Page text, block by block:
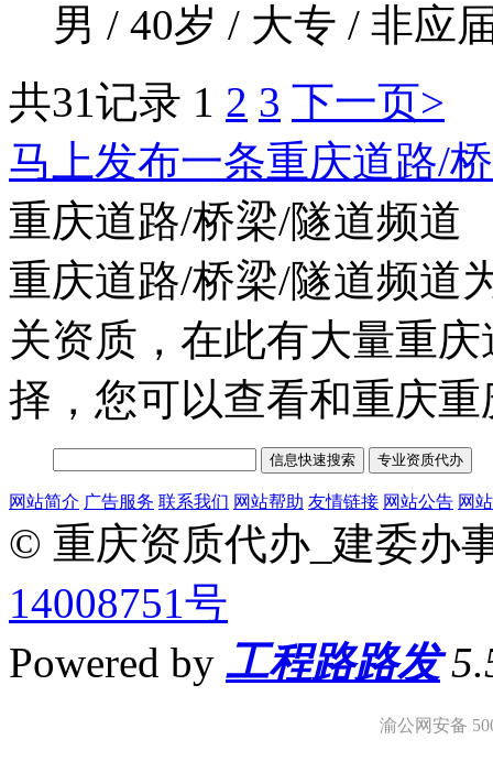
男 / 40岁 / 大专 / 非应
共31记录 1 2 3 下一页>
马上发布一条重庆道路/
重庆道路/桥梁/隧道频道
重庆道路/桥梁/隧道频道
关资质，在此有大量重
择，您可以查看和重庆
网站简介 广告服务 联系我们 网站帮助 友情链接 网站公告 网
© 重庆资质代办_建委办
14008751号
Powered by 工程路路发
渝公网安备